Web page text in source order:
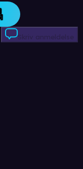
Skriv anmeldelse